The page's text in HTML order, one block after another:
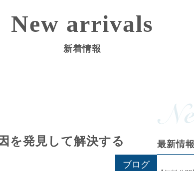
New arrivals
新着情報
を発見して解決する
ブログ
最新情